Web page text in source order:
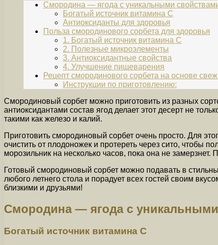
Смородина — ягода с уникальными
Богатый источник витамина C
Антиоксиданты для здоровья
Польза смородинового сорбета для здоровья
1. Богатый источник витамина С
2. Полезные микроэлементы
3. Антиоксидантные свойства
4. Улучшение пищеварения
Рецепт смородинового сорбета на основе
Инструкции по приготовлению:
Смородиновый сорбет можно приготовить из разных
антиоксидантами состав ягод делает этот десерт не
такими как железо и калий.
Приготовить смородиновый сорбет очень просто. Для
очистить от плодоножек и протереть через сито, чтобы
морозильник на несколько часов, пока она не
Готовый смородиновый сорбет можно подавать в
любого летнего стола и порадует всех гостей своим
близкими и друзьями!
Смородина — ягода с
Богатый источник витамина C